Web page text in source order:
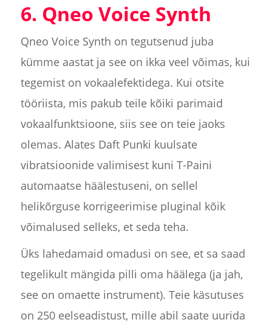
6. Qneo Voice Synth
Qneo Voice Synth on tegutsenud juba
kümme aastat ja see on ikka veel võimas, kui
tegemist on vokaalefektidega. Kui otsite
tööriista, mis pakub teile kõiki parimaid
vokaalfunktsioone, siis see on teie jaoks
olemas. Alates Daft Punki kuulsate
vibratsioonide valimisest kuni T-Paini
automaatse häälestuseni, on sellel
helikõrguse korrigeerimise pluginal kõik
võimalused selleks, et seda teha.
Üks lahedamaid omadusi on see, et sa saad
tegelikult mängida pilli oma häälega (ja jah,
see on omaette instrument). Teie käsutuses
on 250 eelseadistust, mille abil saate uurida